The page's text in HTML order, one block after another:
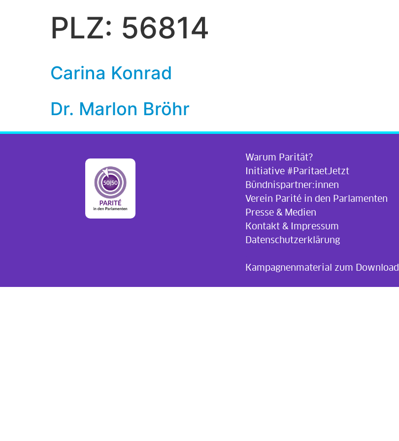
PLZ: 56814
Carina Konrad
Dr. Marlon Bröhr
Warum Parität?
Initiative #ParitaetJetzt
Bündnispartner:innen
Verein Parité in den Parlamenten
Presse & Medien
Kontakt & Impressum
Datenschutzerklärung
Kampagnenmaterial zum Download